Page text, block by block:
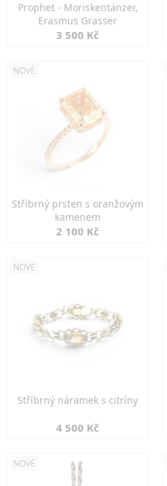
Prophet - Moriskentänzer,
Erasmus Grasser
3 500 Kč
NOVÉ
Stříbrný prsten s oranžovým
kamenem
2 100 Kč
NOVÉ
Stříbrný náramek s citríny
4 500 Kč
NOVÉ